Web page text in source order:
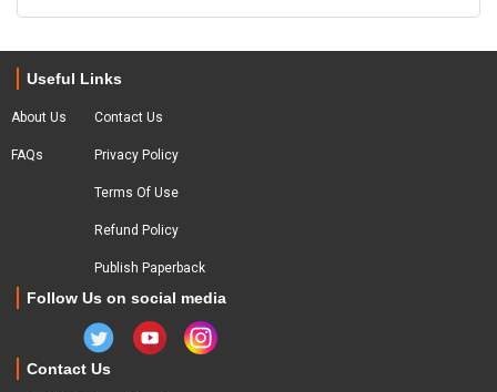
Useful Links
About Us
FAQs
Contact Us
Privacy Policy
Terms Of Use
Refund Policy
Publish Paperback
Follow Us on social media
Contact Us